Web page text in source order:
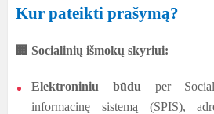
Kur pateikti prašymą?
Socialinių išmokų skyriui:
Elektroniniu būdu per
informacinę sistemą (SPIS),